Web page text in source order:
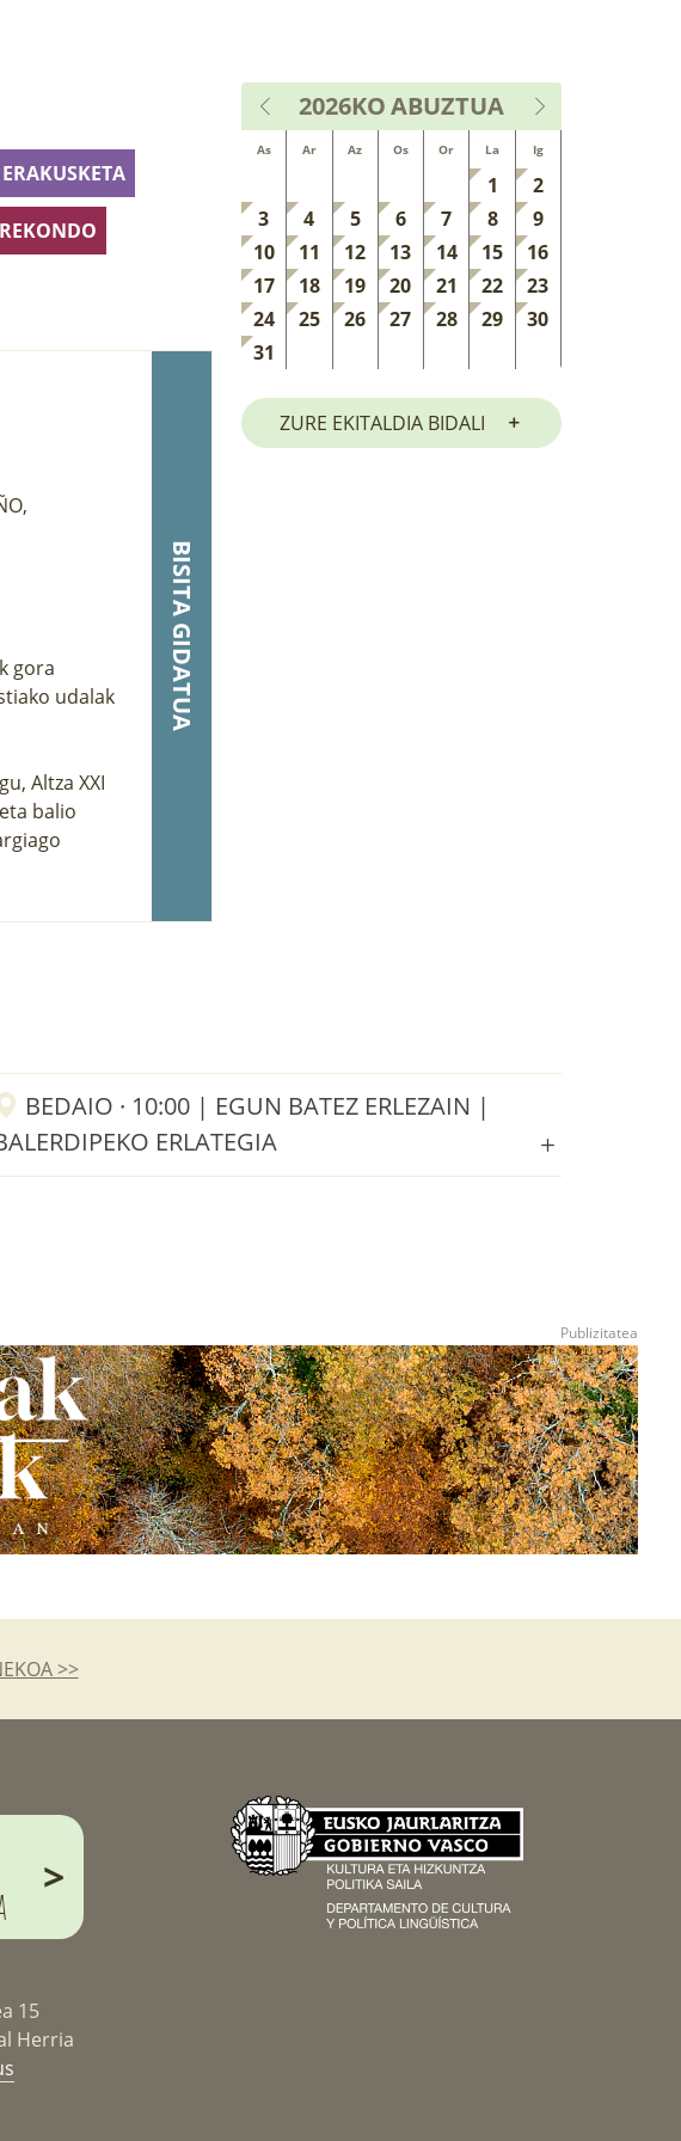
ERAKUSKETA
BISITA GIDATUA
gora
udalak
Altza XXI
balio
2026KOABUZTUA
As Ar Az Os Or La Ig
1
2
3
4 5 6 7 8
9
10
11 12 13 14 15
16
17
18 19 20 21 22
23
24
25 26 27 28 29
30
31
ZURE EKITALDIA BIDALI
BEDAIO · 10:00 | EGUN BATEZ ERLEZAIN |
ERLATEGIA
>>
>
15
Herria